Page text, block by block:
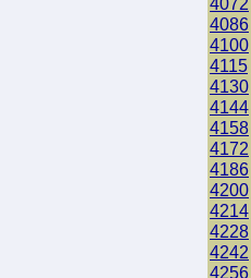
4086
4100
4115
4130
4144
4158
4172
4186
4200
4214
4228
4242
4256